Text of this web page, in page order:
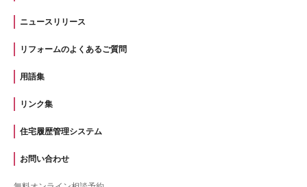
ニュースリリース
リフォームのよくあるご質問
用語集
リンク集
住宅履歴管理システム
お問い合わせ